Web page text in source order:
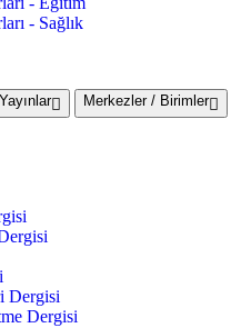
- Sağlık
Merkezler / Birimler
Dergisi
Dergisi